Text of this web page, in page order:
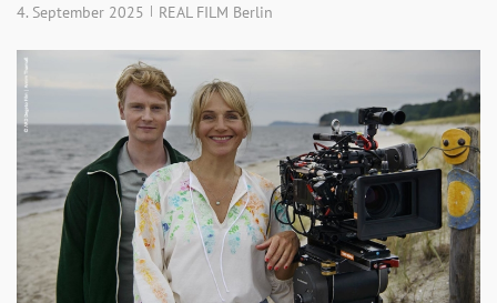
4. September 2025 REAL FILM Berlin